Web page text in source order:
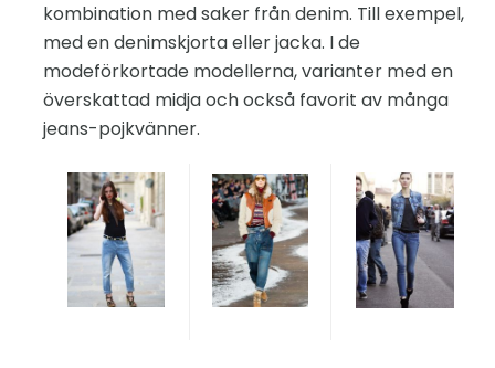
kombination med saker från denim. Till exempel,
med en denimskjorta eller jacka. I de
modeförkortade modellerna, varianter med en
överskattad midja och också favorit av många
jeans-pojkvänner.